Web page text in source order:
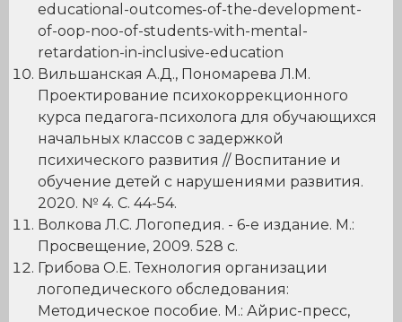
educational-outcomes-of-the-development-
of-oop-noo-of-students-with-mental-
retardation-in-inclusive-education
Вильшанская А.Д., Пономарева Л.М.
Проектирование психокоррекционного
курса педагога-психолога для обучающихся
начальных классов с задержкой
психического развития // Воспитание и
обучение детей с нарушениями развития.
2020. № 4. С. 44-54.
Волкова Л.С. Логопедия. - 6-е издание. М.:
Просвещение, 2009. 528 с.
Грибова О.Е. Технология организации
логопедического обследования:
Методическое пособие. М.: Айрис-пресс,